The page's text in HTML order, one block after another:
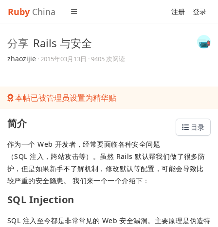
Ruby China 注册 登录
分享 Rails 与安全
zhaozijie ·2015年03月13日 · 9405 次阅读
本帖已被管理员设置为精华贴
目录
简介
作为一个 Web 开发者，经常要面临各种安全问题
（SQL 注入，跨站攻击等）。虽然 Rails 默认帮我们做了很多防
护，但是如果新手不了解机制，修改默认等配置，可能会导致比
较严重的安全隐患。 我们来一个一个介绍下：
SQL Injection
SQL 注入至今都是非常常见的 Web 安全漏洞。主要原理是伪造特